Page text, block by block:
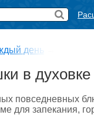
день
в
повседневных
для запекания,